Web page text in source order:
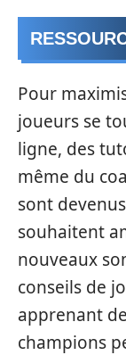
Pour
joueurs se
ligne, des
même du
sont
souhaitent
nouveaux
conseils de
apprenant
champions